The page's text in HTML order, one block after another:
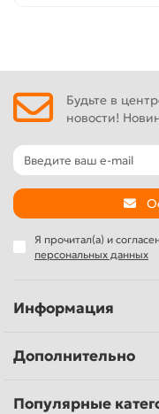
Будьте в
новости!
Я прочитал(а) и
персональных данных
Информация
Дополнительно
Популярные